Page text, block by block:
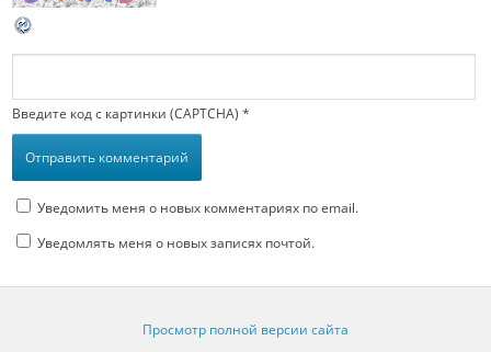
Введите код с картинки (CAPTCHA) *
Уведомить меня о новых комментариях по email.
Уведомлять меня о новых записях почтой.
Просмотр полной версии сайта